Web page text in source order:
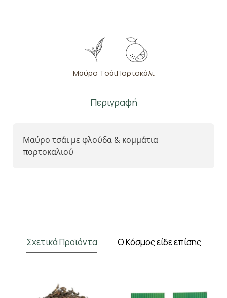
Περιγραφή
Μαύρο τσάι με φλούδα & κομμάτια
πορτοκαλιού
Μαύρο ΤσάιΠορτοκάλι
Σχετικά Προϊόντα Ο Κόσμος είδε επίσης